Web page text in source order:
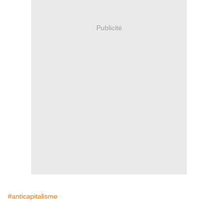
Publicité
#anticapitalisme